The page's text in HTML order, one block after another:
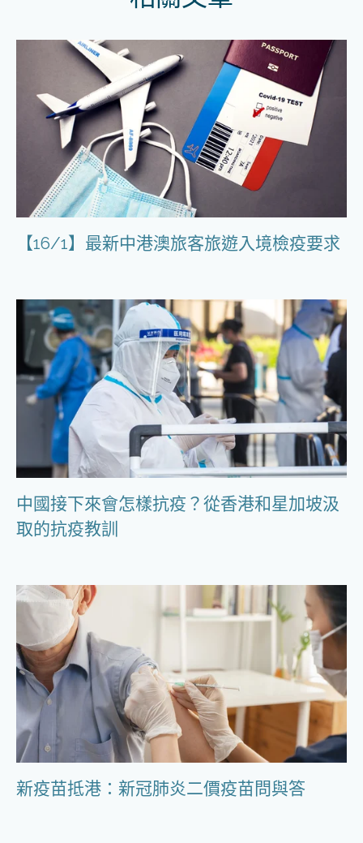
【16/1】最新中港澳旅客旅遊入境檢疫要求
中國接下來會怎樣抗疫？從香港和星加坡汲
取的抗疫教訓
新疫苗抵港：新冠肺炎二價疫苗問與答